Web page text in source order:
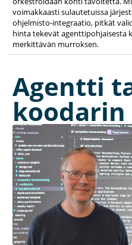
voimakkaasti sulautetuissa
ohjelmisto-integraatio, pitkät
hinta tekevät agenttipohjaisesta
merkittävän murroksen.
Agentti
koodarin